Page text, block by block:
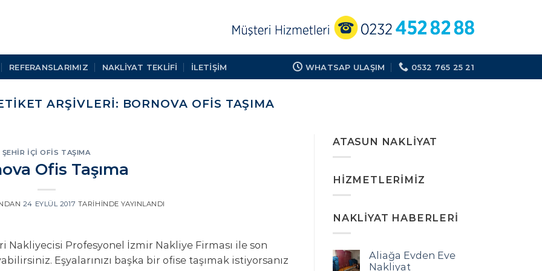
REFERANSLARIMIZ NAKLIYAT TEKLIFI İLETİŞİM WHATSAP ULAŞIM 0532 765 25 21
ARŞIVLERI: BORNOVA OFIS TAŞIMA
ŞEHIR İÇI OFIS TAŞIMA
Ofis Taşıma
24 EYLÜL 2017 TARIHINDE YAYINLANDI
Nakliyecisi Profesyonel İzmir Nakliye Firması ile son
Eşyalarınızı başka bir ofise taşımak istiyorsanız
ATASUN NAKLIYAT
HIZMETLERIMIZ
NAKLIYAT HABERLERI
Aliağa Evden Eve
Nakliyat